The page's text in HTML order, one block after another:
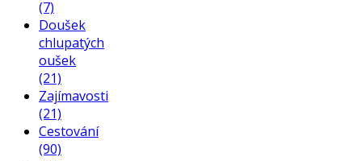
(7)
Doušek
chlupatých
oušek
(21)
Zajímavosti
(21)
Cestování
(90)